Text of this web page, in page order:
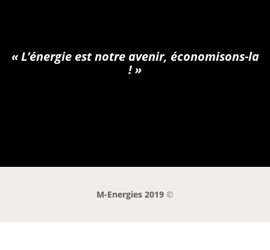
« L’énergie est notre avenir, économisons-la
! »
M-Energies 2019 ©